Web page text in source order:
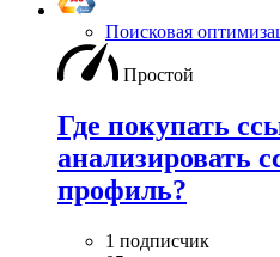
Поисковая
Простой
Где покупать
анализировать
профиль?
1 подписчик